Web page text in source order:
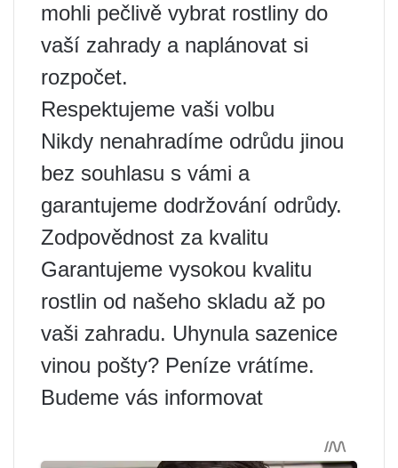
mohli pečlivě vybrat rostliny do
vaší zahrady a naplánovat si
rozpočet.
Respektujeme vaši volbu
Nikdy nenahradíme odrůdu jinou
bez souhlasu s vámi a
garantujeme dodržování odrůdy.
Zodpovědnost za kvalitu
Garantujeme vysokou kvalitu
rostlin od našeho skladu až po
vaši zahradu. Uhynula sazenice
vinou pošty? Peníze vrátíme.
Budeme vás informovat